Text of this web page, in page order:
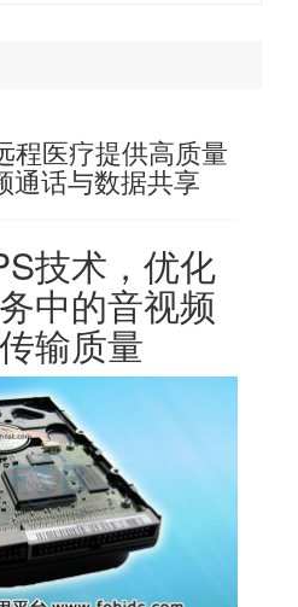
程医疗提供高质量
通话与数据共享
技术，优化
中的音视频
输质量